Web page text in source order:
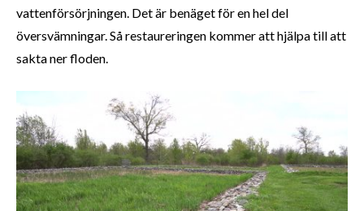
vattenförsörjningen. Det är benäget för en hel del
översvämningar. Så restaureringen kommer att hjälpa till att
sakta ner floden.